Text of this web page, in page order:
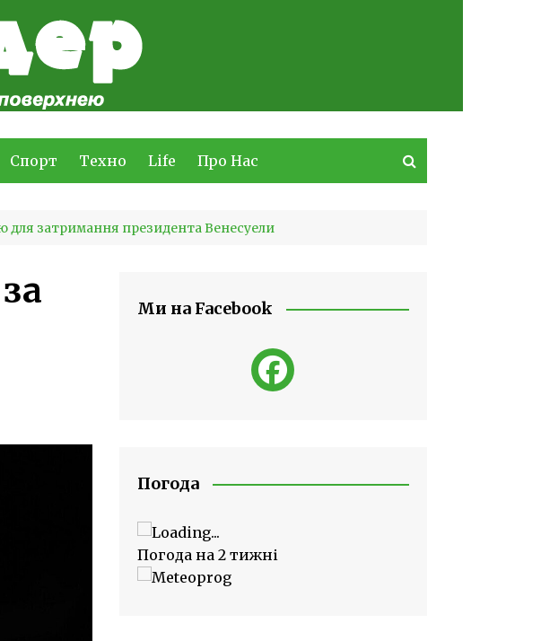
Спорт Техно Life Про Нас
для затримання президента Венесуели
Ми на Facebook
Погода
Погода на 2 тижні